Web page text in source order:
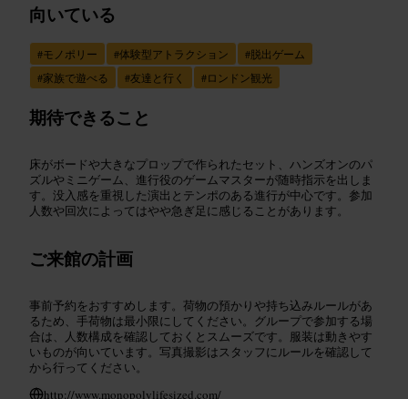
向いている
#モノポリー #体験型アトラクション #脱出ゲーム
#家族で遊べる #友達と行く #ロンドン観光
期待できること
床がボードや大きなプロップで作られたセット、ハンズオンのパ
ズルやミニゲーム、進行役のゲームマスターが随時指示を出しま
す。没入感を重視した演出とテンポのある進行が中心です。参加
人数や回次によってはやや急ぎ足に感じることがあります。
ご来館の計画
事前予約をおすすめします。荷物の預かりや持ち込みルールがあ
るため、手荷物は最小限にしてください。グループで参加する場
合は、人数構成を確認しておくとスムーズです。服装は動きやす
いものが向いています。写真撮影はスタッフにルールを確認して
から行ってください。
http://www.monopolylifesized.com/